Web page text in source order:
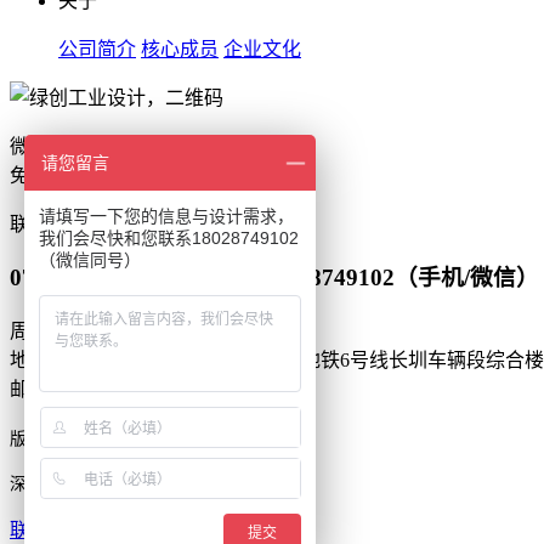
公司简介 核心成员 企业文化
微信扫一扫
免费获取设计报价
联系
0755-86550255（座机） 18028749102（手机/微信）
周一到周日 9:00-22:00
地址：深圳市光明区凤凰街道深圳地铁6号线长圳车辆段综合
邮箱：green_bd@163.com
版权所有 © 深圳市绿创
深圳市绿创工业设计有限公司
联系我们 招聘信息
请您留言
请填写一下您的信息与设计需求，
我们会尽快和您联系18028749102
（微信同号）
提交